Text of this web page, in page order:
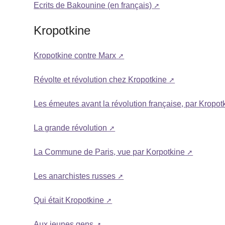
Ecrits de Bakounine (en français)
Kropotkine
Kropotkine contre Marx
Révolte et révolution chez Kropotkine
Les émeutes avant la révolution française, par
La grande révolution
La Commune de Paris, vue par Korpotkine
Les anarchistes russes
Qui était Kropotkine